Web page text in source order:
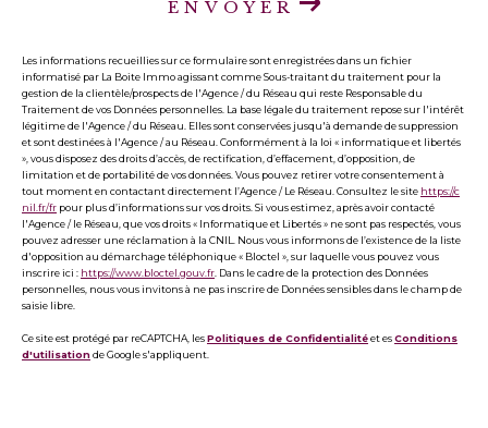
ENVOYER
Les informations recueillies sur ce formulaire sont enregistrées dans un fichier
informatisé par La Boite Immo agissant comme Sous-traitant du traitement pour la
gestion de la clientèle/prospects de l'Agence / du Réseau qui reste Responsable du
Traitement de vos Données personnelles. La base légale du traitement repose sur l'intérêt
légitime de l'Agence / du Réseau. Elles sont conservées jusqu'à demande de suppression
et sont destinées à l'Agence / au Réseau. Conformément à la loi « informatique et libertés
», vous disposez des droits d’accès, de rectification, d’effacement, d’opposition, de
limitation et de portabilité de vos données. Vous pouvez retirer votre consentement à
tout moment en contactant directement l’Agence / Le Réseau. Consultez le site https://c
nil.fr/fr pour plus d’informations sur vos droits. Si vous estimez, après avoir contacté
l'Agence / le Réseau, que vos droits « Informatique et Libertés » ne sont pas respectés, vous
pouvez adresser une réclamation à la CNIL. Nous vous informons de l’existence de la liste
d'opposition au démarchage téléphonique « Bloctel », sur laquelle vous pouvez vous
inscrire ici : https://www.bloctel.gouv.fr . Dans le cadre de la protection des Données
personnelles, nous vous invitons à ne pas inscrire de Données sensibles dans le champ de
saisie libre.
Ce site est protégé par reCAPTCHA, lesPolitiques de Confidentialitéet esConditions
d'utilisationde Google s'appliquent.